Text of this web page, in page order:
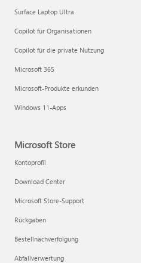
Surface Laptop Ultra
Copilot für Organisationen
Copilot für die private Nutzung
Microsoft 365
Microsoft-Produkte erkunden
Windows 11-Apps
Microsoft Store
Kontoprofil
Download Center
Microsoft Store-Support
Rückgaben
Bestellnachverfolgung
Abfallverwertung